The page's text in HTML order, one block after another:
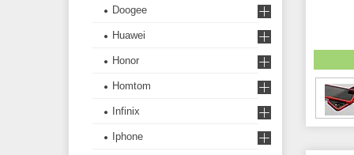
Doogee
Huawei
Honor
Homtom
Infinix
Iphone